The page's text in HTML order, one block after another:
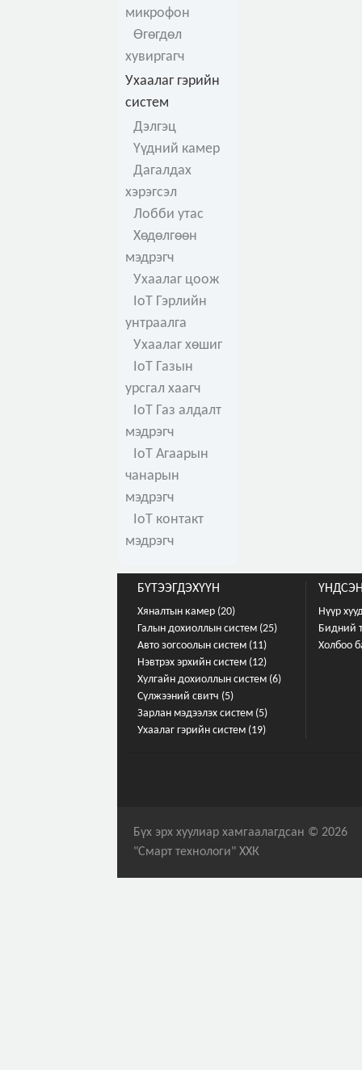
микрофон
Өгөгдөл
хувиргагч
Ухаалаг гэрийн
систем
Дэлгэц
Үүдний камер
Дагалдах
хэрэгсэл
Лобби утас
Хөдөлгөөн
мэдрэгч
Ухаалаг цоож
IoT Гэрлийн
унтраалга
Ухаалаг хөшиг
IoT Газын
урсгал хаагч
IoT Газ алдалт
мэдрэгч
IoT Агаарын
чанарын
мэдрэгч
IoT контакт
мэдрэгч
БҮТЭЭГДЭХҮҮН
Хяналтын камер (20)
Галын дохиоллын систем (25)
Авто зогсоолын систем (11)
Нэвтрэх эрхийн систем (12)
Хулгайн дохиоллын систем (6)
Сүлжээний свитч (5)
Зарлан мэдээлэх систем (5)
Ухаалаг гэрийн систем (19)
Нүүр
Бидний
Холбоо
Бүх эрх хуулиар хамгаалагдсан © 2026
"Смарт технологи" ХХК